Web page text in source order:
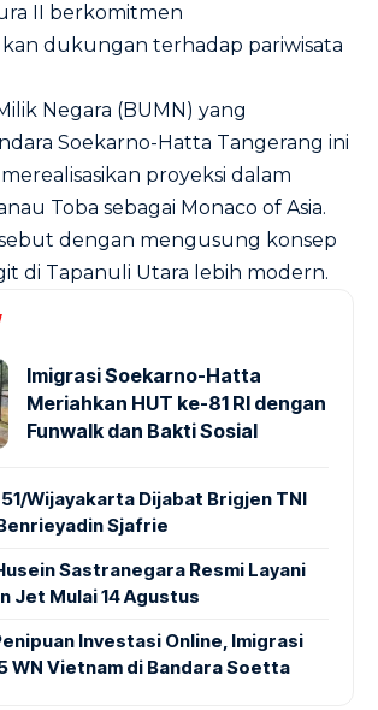
II berkomitmen
dukungan terhadap pariwisata
Negara (BUMN) yang
Soekarno-Hatta Tangerang ini
proyeksi dalam
Toba sebagai Monaco of Asia.
dengan mengusung konsep
di Tapanuli Utara lebih modern.
Imigrasi Soekarno-Hatta
Meriahkan HUT ke-81 RI dengan
Funwalk dan Bakti Sosial
Wijayakarta Dijabat Brigjen TNI
Sjafrie
Sastranegara Resmi Layani
Jet Mulai 14 Agustus
Investasi Online, Imigrasi
WN Vietnam di Bandara Soetta